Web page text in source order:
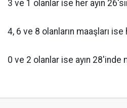
3 ve 1 olanlar ise her ayın
4, 6 ve 8 olanların maaşları
0 ve 2 olanlar ise ayın 28'inde